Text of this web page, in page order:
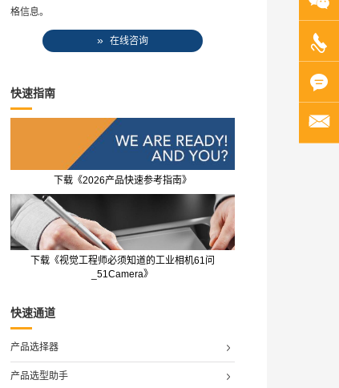
格信息。
» 在线咨询
快速指南
下载《2026产品快速参考指南》
下载《视觉工程师必须知道的工业相机61问
_51Camera》
快速通道
产品选择器
产品选型助手